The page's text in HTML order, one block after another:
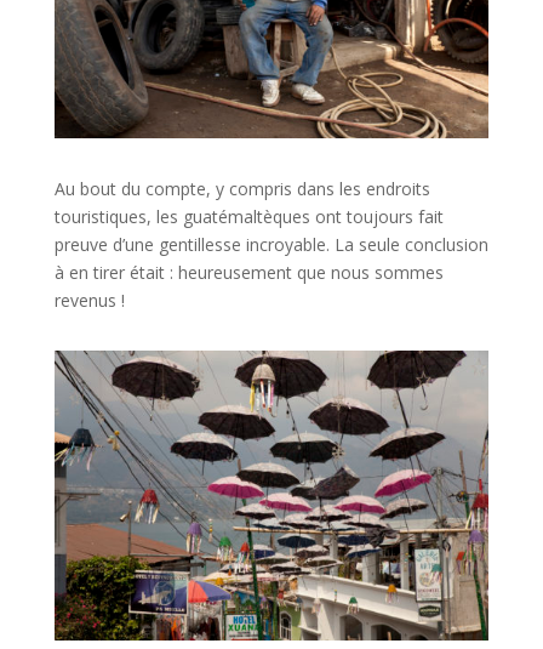
Au bout du compte, y compris dans les endroits
touristiques, les guatémaltèques ont toujours fait
preuve d’une gentillesse incroyable. La seule conclusion
à en tirer était : heureusement que nous sommes
revenus !